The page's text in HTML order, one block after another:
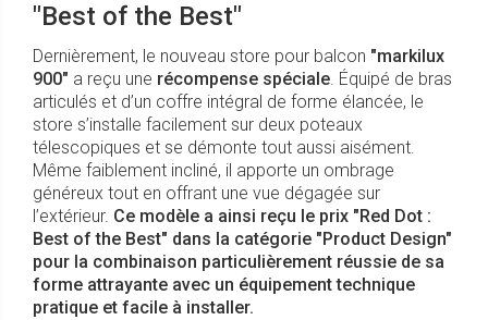
"Best of the Best"
Dernièrement, le nouveau store pour balcon "markilux
900" a reçu une récompense spéciale. Équipé de bras
articulés et d’un coffre intégral de forme élancée, le
store s’installe facilement sur deux poteaux
télescopiques et se démonte tout aussi aisément.
Même faiblement incliné, il apporte un ombrage
généreux tout en offrant une vue dégagée sur
l’extérieur. Ce modèle a ainsi reçu le prix "Red Dot :
Best of the Best" dans la catégorie "Product Design"
pour la combinaison particulièrement réussie de sa
forme attrayante avec un équipement technique
pratique et facile à installer.